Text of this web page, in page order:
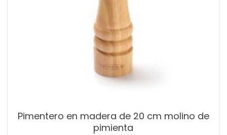
Pimentero en madera de 20 cm molino de
pimienta